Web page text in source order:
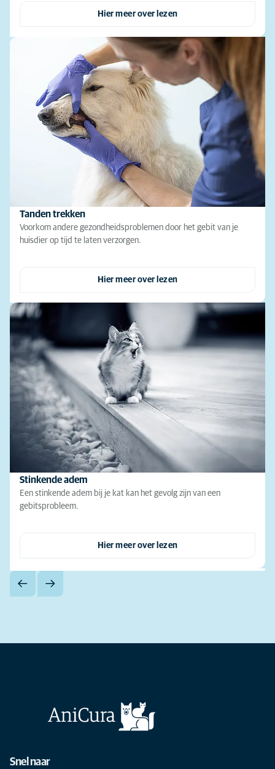
Hier meer over lezen
Tanden trekken
Voorkom andere gezondheidsproblemen door het gebit van je
huisdier op tijd te laten verzorgen.
Hier meer over lezen
Stinkende adem
Een stinkende adem bij je kat kan het gevolg zijn van een
gebitsprobleem.
Hier meer over lezen
Snel naar